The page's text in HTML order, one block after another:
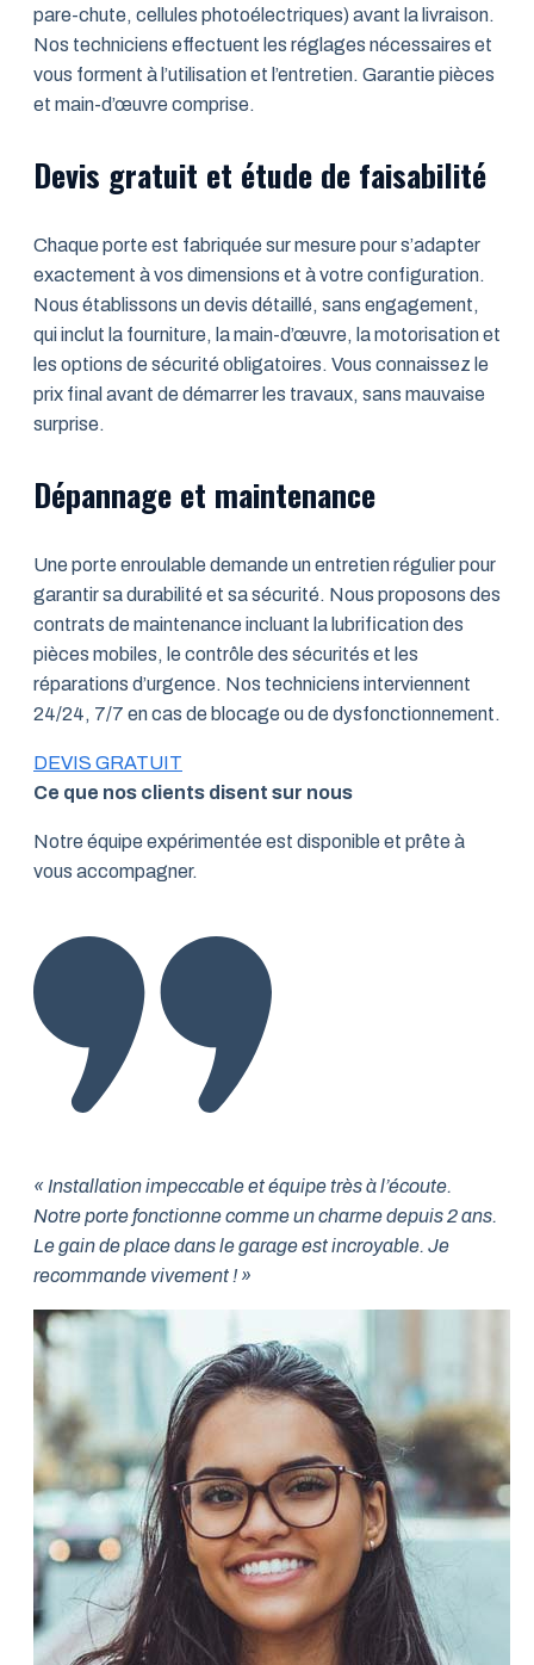
pare-chute, cellules photoélectriques) avant la livraison.
Nos techniciens effectuent les réglages nécessaires et
vous forment à l’utilisation et l’entretien. Garantie pièces
et main-d’œuvre comprise.
Devis gratuit et étude de faisabilité
Chaque porte est fabriquée sur mesure pour s’adapter
exactement à vos dimensions et à votre configuration.
Nous établissons un devis détaillé, sans engagement,
qui inclut la fourniture, la main-d’œuvre, la motorisation et
les options de sécurité obligatoires. Vous connaissez le
prix final avant de démarrer les travaux, sans mauvaise
surprise.
Dépannage et maintenance
Une porte enroulable demande un entretien régulier pour
garantir sa durabilité et sa sécurité. Nous proposons des
contrats de maintenance incluant la lubrification des
pièces mobiles, le contrôle des sécurités et les
réparations d’urgence. Nos techniciens interviennent
24/24, 7/7 en cas de blocage ou de dysfonctionnement.
DEVIS GRATUIT
Ce que nos clients disent sur nous
Notre équipe expérimentée est disponible et prête à
vous accompagner.
« Installation impeccable et équipe très à l’écoute.
Notre porte fonctionne comme un charme depuis 2 ans.
Le gain de place dans le garage est incroyable. Je
recommande vivement ! »